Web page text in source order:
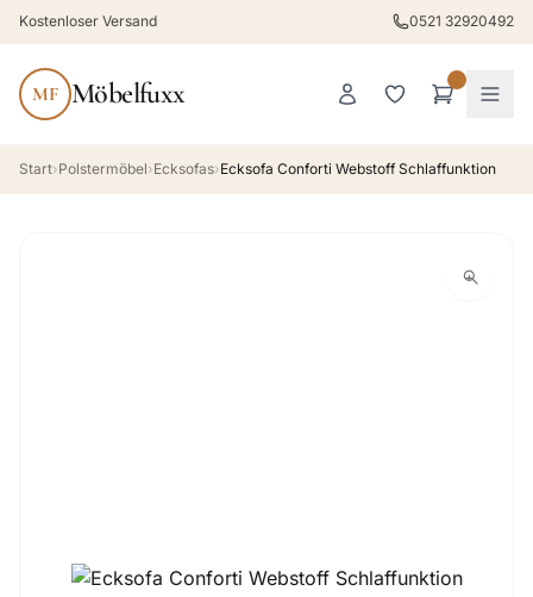
Kostenloser Versand 0521 32920492
MF Möbelfuxx
Start›Polstermöbel›Ecksofas›Ecksofa Conforti Webstoff Schlaffunktion